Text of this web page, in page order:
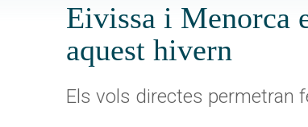
Eivissa i Menorca
aquest hivern
Els vols directes permetran